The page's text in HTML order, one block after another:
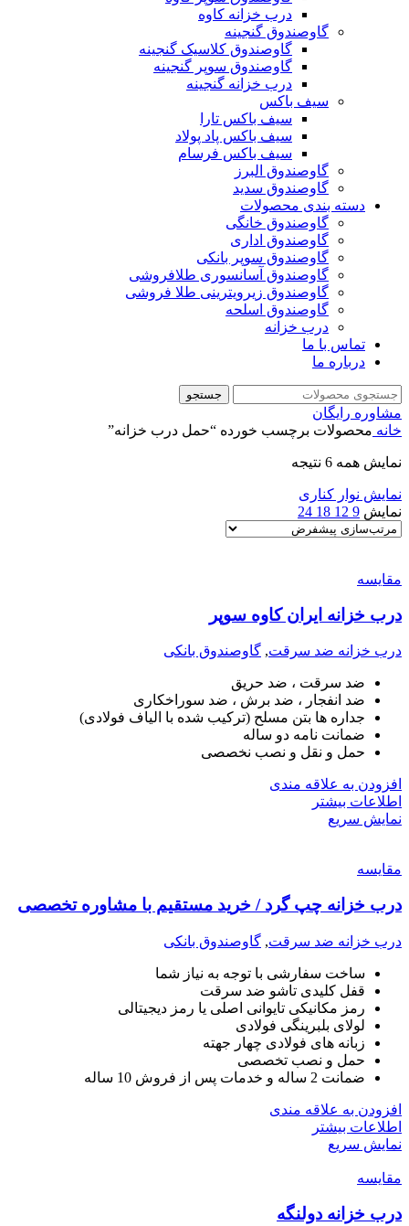
درب خزانه کاوه
گاوصندوق گنجینه
گاوصندوق کلاسیک گنجینه
گاوصندوق سوپر گنجینه
درب خزانه گنجینه
سیف باکس
سیف باکس تارا
سیف باکس پاد پولاد
سیف باکس فرسام
گاوصندوق البرز
گاوصندوق سدید
دسته بندی محصولات
گاوصندوق خانگی
گاوصندوق اداری
گاوصندوق سوپر بانکی
گاوصندوق آسانسوری طلافروشی
گاوصندوق زیرویترینی طلا فروشی
گاوصندوق اسلحه
درب خزانه
تماس با ما
درباره ما
جستجو
مشاوره رایگان
خانه محصولات برچسب خورده “حمل درب خزانه”
نمایش همه 6 نتیجه
نمایش نوار کناری
نمایش 9
12
18
24
مقايسه
درب خزانه ایران کاوه سوپر
درب خزانه ضد سرقت, گاوصندوق بانکی
ضد سرقت ، ضد حریق
ضد انفجار ، ضد برش ، ضد سوراخکاری
جداره ها بتن مسلح (ترکیب شده با الیاف فولادی)
ضمانت نامه دو ساله
حمل و نقل و نصب نخصصی
افزودن به علاقه مندی
اطلاعات بیشتر
نمایش سریع
مقايسه
درب خزانه چپ گرد / خرید مستقیم با مشاوره تخصصی
درب خزانه ضد سرقت, گاوصندوق بانکی
ساخت سفارشی با توجه به نیاز شما
قفل کلیدی تاشو ضد سرقت
رمز مکانیکی تایوانی اصلی یا رمز دیجیتالی
لولای بلبرینگی فولادی
زبانه های فولادی چهار جهته
حمل و نصب تخصصی
ضمانت 2 ساله و خدمات پس از فروش 10 ساله
افزودن به علاقه مندی
اطلاعات بیشتر
نمایش سریع
مقايسه
درب خزانه دولنگه